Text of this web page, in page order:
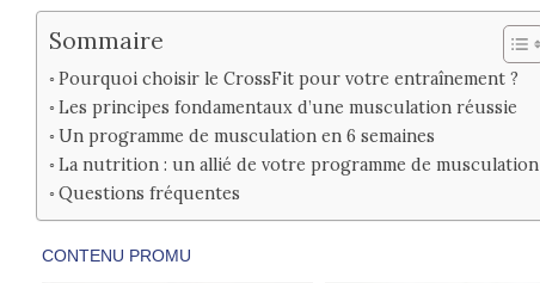
Sommaire
Pourquoi choisir le CrossFit pour votre entraînement ?
Les principes fondamentaux d’une musculation réussie
Un programme de musculation en 6 semaines
La nutrition : un allié de votre programme de musculation
Questions fréquentes